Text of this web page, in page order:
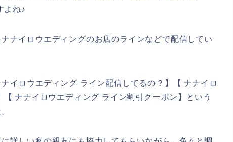
よね♪
ナイロウエディングのお店のラインなどで配信してい
イロウエディング ライン配信してるの？】【 ナナイロ
ナナイロウエディング ライン割引クーポン】という